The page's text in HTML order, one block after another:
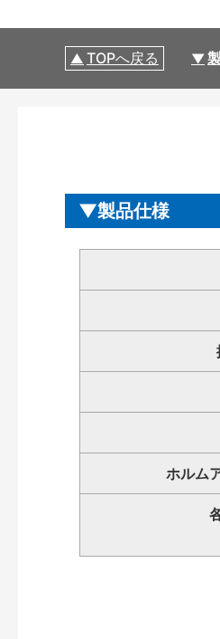
TOPへ戻る
製品仕様
ホルム